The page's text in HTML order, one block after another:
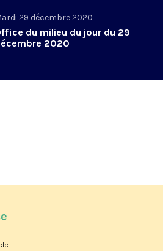
29 décembre 2020
du milieu du jour du 29
2020